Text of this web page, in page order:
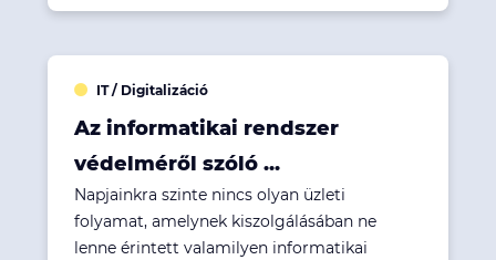
IT / Digitalizáció
Az informatikai rendszer
védelméről szóló ...
Napjainkra szinte nincs olyan üzleti
folyamat, amelynek kiszolgálásában ne
lenne érintett valamilyen informatikai